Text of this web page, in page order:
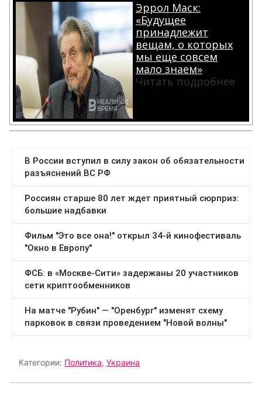
Эррол Маск:
«Будущее
принадлежит
вещам, о которых
мы еще совсем
мало знаем»
Читать подробнее
Категории: Политика, Украина